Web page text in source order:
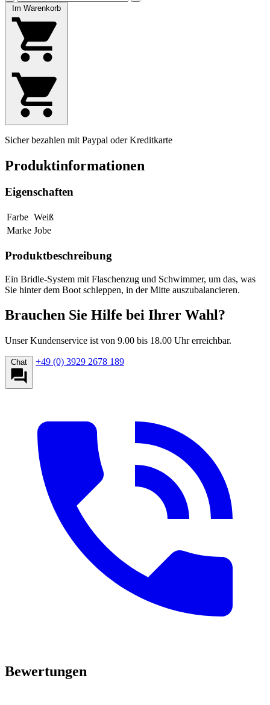
Im Warenkorb
Sicher bezahlen mit Paypal oder Kreditkarte
Produktinformationen
Eigenschaften
Farbe Weiß
Marke Jobe
Produktbeschreibung
Ein Bridle-System mit Flaschenzug und Schwimmer, um das, was
Sie hinter dem Boot schleppen, in der Mitte auszubalancieren.
Brauchen Sie Hilfe bei Ihrer Wahl?
Unser Kundenservice ist von 9.00 bis 18.00 Uhr erreichbar.
Chat +49 (0) 3929 2678 189
Bewertungen